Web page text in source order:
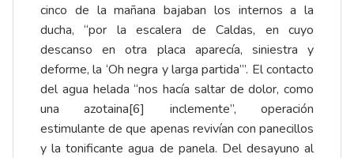
cinco de la mañana bajaban los internos a la
ducha, “por la escalera de Caldas, en cuyo
descanso en otra placa aparecía, siniestra y
deforme, la ‘Oh negra y larga partida’”. El contacto
del agua helada “nos hacía saltar de dolor, como
una azotaina[6]
inclemente”, operación
estimulante de que apenas revivían con panecillos
y la tonificante agua de panela. Del desayuno al